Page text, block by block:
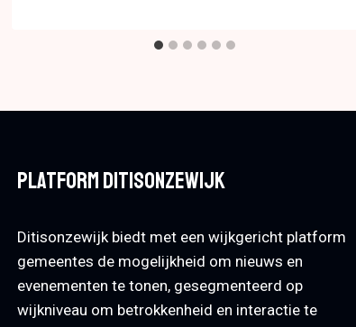
Platform Ditisonzewijk
Ditisonzewijk biedt met een wijkgericht platform
gemeentes de mogelijkheid om nieuws en
evenementen te tonen, gesegmenteerd op
wijkniveau om betrokkenheid en interactie te